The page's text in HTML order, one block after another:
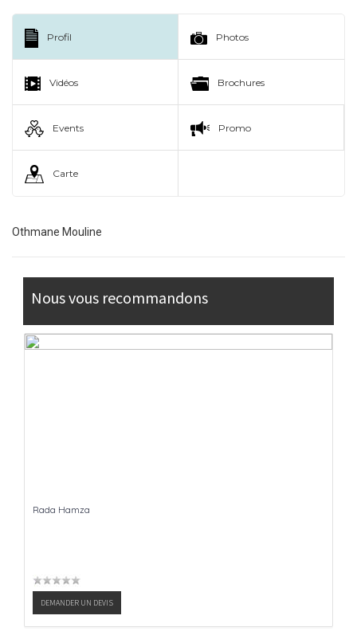
Profil Photos
Vidéos Brochures
Events Promo
Carte
Othmane Mouline
Nous vous recommandons
Rada Hamza
DEMANDER UN DEVIS